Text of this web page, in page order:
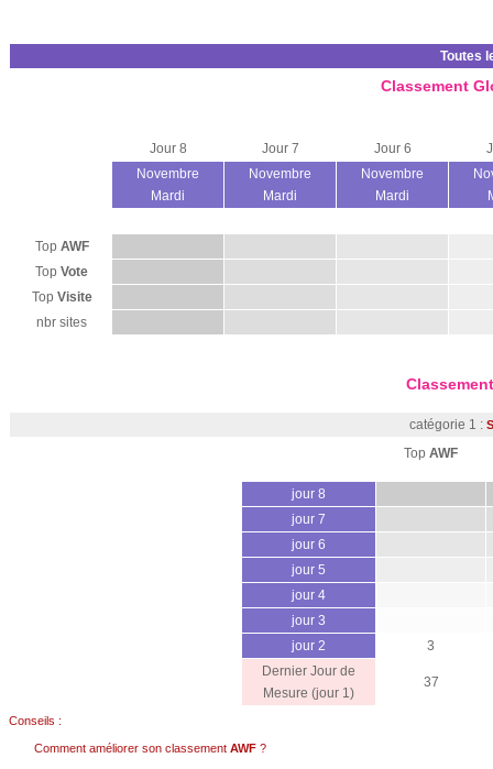
Toutes
Classement
Jour 8 Jour 7 Jour 6
Novembre
Mardi
Novembre
Mardi
Novembre
Mardi
Top AWF
Top Vote
Top Visite
nbr sites
catégorie 1 :
Top AWF
jour 8
jour 7
jour 6
jour 5
jour 4
jour 3
jour 2
3
Dernier Jour de
Mesure (jour 1)
37
Conseils :
Comment améliorer son classement AWF ?